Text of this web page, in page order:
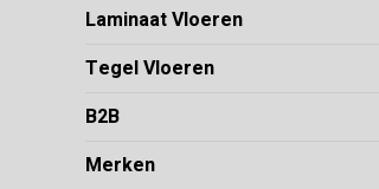
Laminaat Vloeren
Tegel Vloeren
B2B
Merken